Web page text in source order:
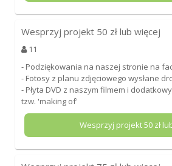
Wesprzyj projekt 50 zł lub więcej
11
- Podziękowania na naszej stronie na
- Fotosy z planu zdjęciowego wysłane
- Płyta DVD z naszym filmem i
tzw. 'making of'
Wesprzyj projekt50 zł